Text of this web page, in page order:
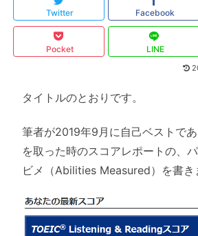
Twitter Facebook
Pocket LINE
タイトルのとおりです。
筆者が2019年9月に自己ベストで
を取った時のスコアレポートの、
ビメ（Abilities Measured）を書き